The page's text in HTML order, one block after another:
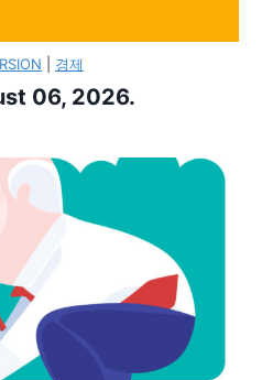
경제
06, 2026.